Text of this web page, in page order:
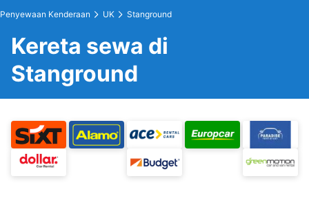
Penyewaan Kenderaan UK Stanground
Kereta sewa di
Stanground